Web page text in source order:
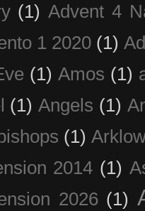
(1) Advent 4
1 2020 (1)
(1) Amos (1)
(1) Angels (1)
(1)
2014 (1)
2026 (1)